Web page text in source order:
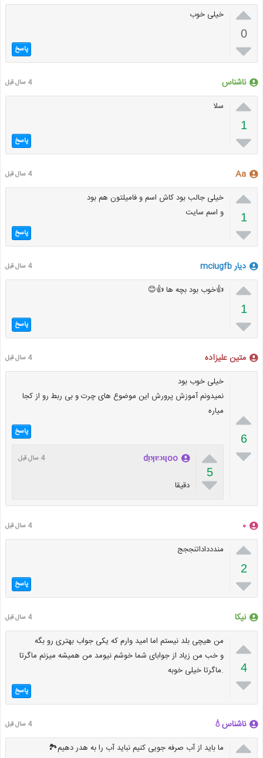

0

خیلی خوب
پاسخ
ناشناس 4 سال قبل

1

سلا
پاسخ
Aa 4 سال قبل

1

خیلی جالب بود کاش اسم و فامیلتون هم بود
و اسم سایت
پاسخ
دیار mciugfb 4 سال قبل

1

👍خوب بود بچه ها 👍😊
پاسخ
متین علیزاده 4 سال قبل

6

خیلی خوب بود
نمیدونم آموزش پرورش این موضوع های چرت و بی ربط رو از کجا
میاره
پاسخ

5

dᴉʞɐɔɥoo 4 سال قبل
دقیقا
۰ 4 سال قبل

2

منددداداتنججج
پاسخ
نیکا 4 سال قبل

4

من هیچی بلد نیستم اما امید وارم که یکی جواب بهتری رو بگه
و خب من زیاد از جوابای شما خوشم نیومد من همیشه میزنم ماگرتا
.ماگرتا خیلی خوبه
پاسخ
ناشناس💧 4 سال قبل
 ما باید از آب صرفه جویی کنیم نباید آب را به هدر دهیم🏞